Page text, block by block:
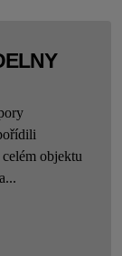
objektu